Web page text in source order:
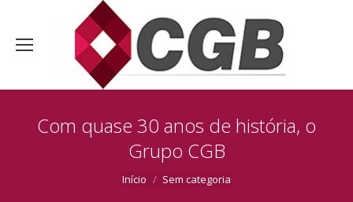
Com quase 30 anos de história, o
Grupo CGB
Início Sem categoria